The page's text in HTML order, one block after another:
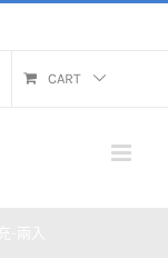
CART